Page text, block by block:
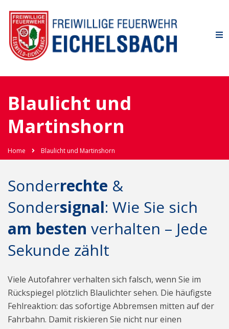
Blaulicht und
Martinshorn
Home Blaulicht und Martinshorn
Sonderrechte &
Sondersignal: Wie Sie sich
am besten verhalten – Jede
Sekunde zählt
Viele Autofahrer verhalten sich falsch, wenn Sie im
Rückspiegel plötzlich Blaulichter sehen. Die häufigste
Fehlreaktion: das sofortige Abbremsen mitten auf der
Fahrbahn. Damit riskieren Sie nicht nur einen